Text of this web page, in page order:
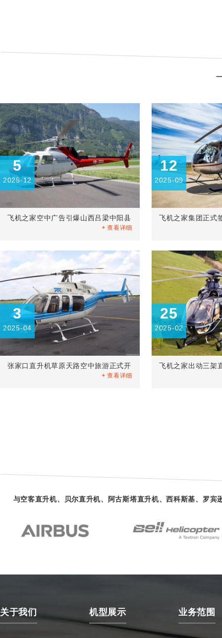
5
2025-12
飞机之家空中广告引爆山西吕梁中阳县
+ 查看详细
12
2025-09
飞机之家集团正式
3
2025-04
张家口直升机草原天路空中旅游正式开
+ 查看详细
25
2025-02
飞机之家出动三架
与空客直升机、贝尔直升机、阿古斯塔直升机、西科斯基、罗
关于我们 机型展示 业务范围